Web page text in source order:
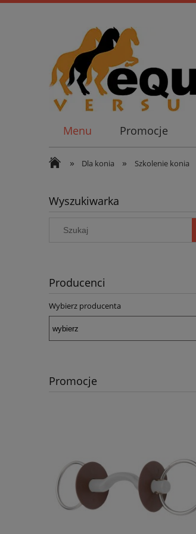
Menu Promocje
» Dla konia » Szkolenie konia
Wyszukiwarka
Producenci
Wybierz producenta
Promocje